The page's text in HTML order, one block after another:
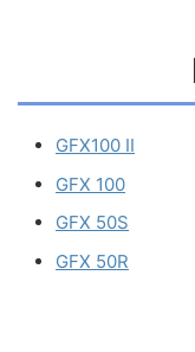
GFX100 II
GFX 100
GFX 50S
GFX 50R